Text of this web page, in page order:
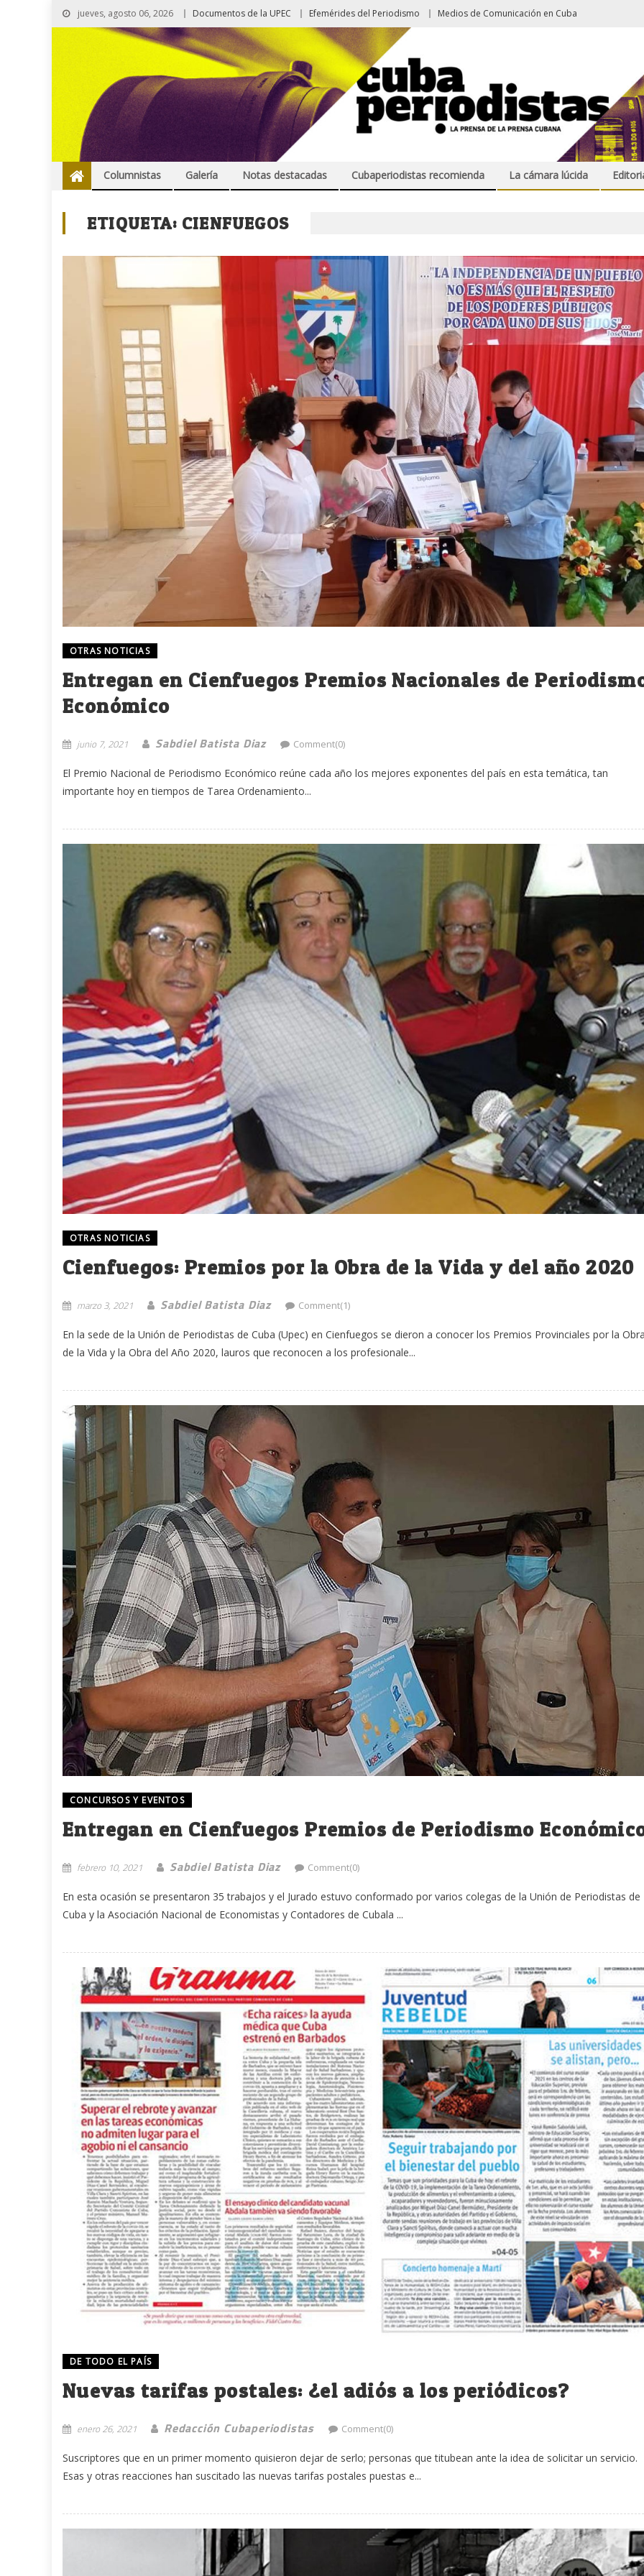
jueves, agosto 06, 2026 Documentos de la UPEC Efemérides del Periodismo Medios de Comunicación en Cuba
Columnistas Galería Notas destacadas Cubaperiodistas recomienda La cámara lúcida
ETIQUETA: CIENFUEGOS
OTRAS NOTICIAS
Entregan en Cienfuegos Premios Nacionales de
Económico
junio 7, 2021 Sabdiel Batista Diaz Comment(0)
El Premio Nacional de Periodismo Económico reúne cada año los mejores exponentes del país en esta temática, tan
importante hoy en tiempos de Tarea Ordenamiento...
OTRAS NOTICIAS
Cienfuegos: Premios por la Obra de la Vida y del año 2020
marzo 3, 2021 Sabdiel Batista Diaz Comment(1)
En la sede de la Unión de Periodistas de Cuba (Upec) en Cienfuegos se dieron a conocer los Premios Provinciales por la
de la Vida y la Obra del Año 2020, lauros que reconocen a los profesionale...
CONCURSOS Y EVENTOS
Entregan en Cienfuegos Premios de Periodismo
febrero 10, 2021 Sabdiel Batista Diaz Comment(0)
En esta ocasión se presentaron 35 trabajos y el Jurado estuvo conformado por varios colegas de la Unión de Periodistas de
Cuba y la Asociación Nacional de Economistas y Contadores de Cubala ...
DE TODO EL PAÍS
Nuevas tarifas postales: ¿el adiós a los periódicos?
enero 26, 2021 Redacción Cubaperiodistas Comment(0)
Suscriptores que en un primer momento quisieron dejar de serlo; personas que titubean ante la idea de solicitar un servicio.
Esas y otras reacciones han suscitado las nuevas tarifas postales puestas e...